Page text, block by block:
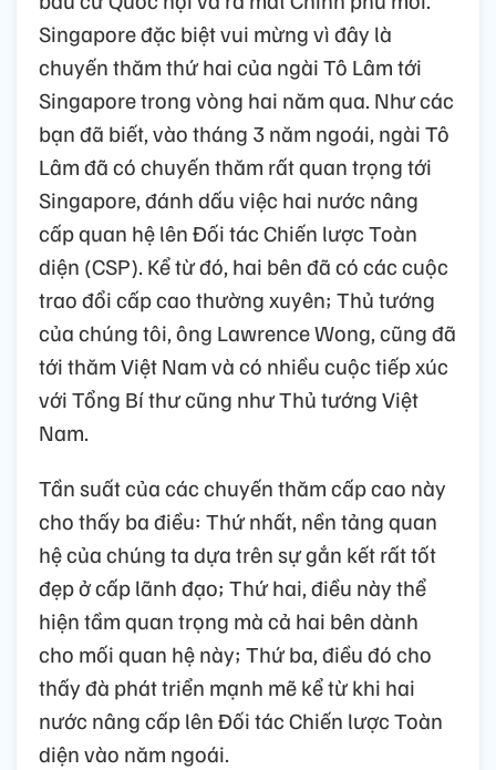
Singapore đặc biệt vui mừng vì đây là
chuyến thăm thứ hai của ngài Tô Lâm tới
Singapore trong vòng hai năm qua. Như các
bạn đã biết, vào tháng 3 năm ngoái, ngài Tô
Lâm đã có chuyến thăm rất quan trọng tới
Singapore, đánh dấu việc hai nước nâng
cấp quan hệ lên Đối tác Chiến lược Toàn
diện (CSP). Kể từ đó, hai bên đã có các cuộc
trao đổi cấp cao thường xuyên; Thủ tướng
của chúng tôi, ông Lawrence Wong, cũng đã
tới thăm Việt Nam và có nhiều cuộc tiếp xúc
với Tổng Bí thư cũng như Thủ tướng Việt
Nam.
Tần suất của các chuyến thăm cấp cao này
cho thấy ba điều: Thứ nhất, nền tảng quan
hệ của chúng ta dựa trên sự gắn kết rất tốt
đẹp ở cấp lãnh đạo; Thứ hai, điều này thể
hiện tầm quan trọng mà cả hai bên dành
cho mối quan hệ này; Thứ ba, điều đó cho
thấy đà phát triển mạnh mẽ kể từ khi hai
nước nâng cấp lên Đối tác Chiến lược Toàn
diện vào năm ngoái.